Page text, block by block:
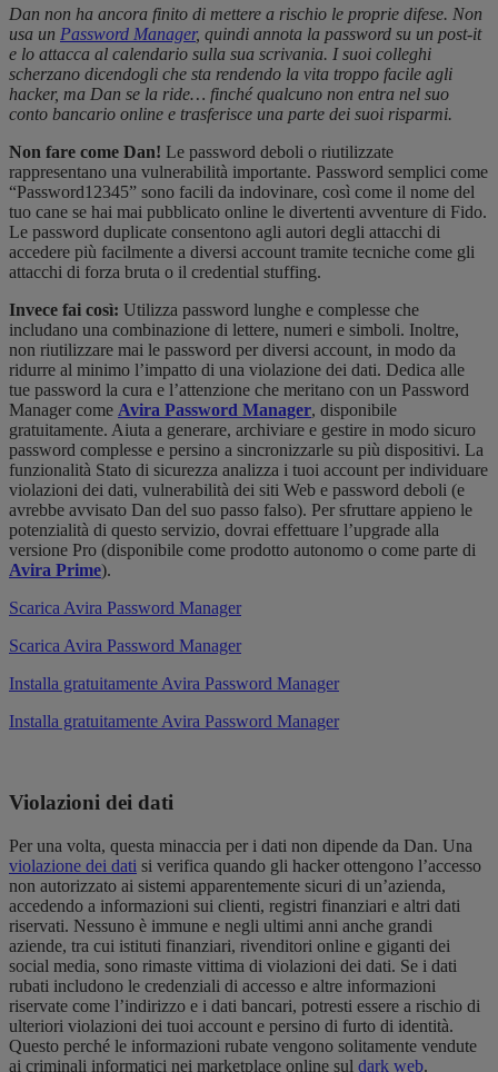
Dan non ha ancora finito di mettere a rischio le proprie difese. Non
usa un Password Manager, quindi annota la password su un post-it
e lo attacca al calendario sulla sua scrivania. I suoi colleghi
scherzano dicendogli che sta rendendo la vita troppo facile agli
hacker, ma Dan se la ride… finché qualcuno non entra nel suo
conto bancario online e trasferisce una parte dei suoi risparmi.
Non fare come Dan! Le password deboli o riutilizzate
rappresentano una vulnerabilità importante. Password semplici come
“Password12345” sono facili da indovinare, così come il nome del
tuo cane se hai mai pubblicato online le divertenti avventure di Fido.
Le password duplicate consentono agli autori degli attacchi di
accedere più facilmente a diversi account tramite tecniche come gli
attacchi di forza bruta o il credential stuffing.
Invece fai così: Utilizza password lunghe e complesse che
includano una combinazione di lettere, numeri e simboli. Inoltre,
non riutilizzare mai le password per diversi account, in modo da
ridurre al minimo l’impatto di una violazione dei dati. Dedica alle
tue password la cura e l’attenzione che meritano con un Password
Manager come Avira Password Manager, disponibile
gratuitamente. Aiuta a generare, archiviare e gestire in modo sicuro
password complesse e persino a sincronizzarle su più dispositivi. La
funzionalità Stato di sicurezza analizza i tuoi account per individuare
violazioni dei dati, vulnerabilità dei siti Web e password deboli (e
avrebbe avvisato Dan del suo passo falso). Per sfruttare appieno le
potenzialità di questo servizio, dovrai effettuare l’upgrade alla
versione Pro (disponibile come prodotto autonomo o come parte di
Avira Prime).
Scarica Avira Password Manager
Scarica Avira Password Manager
Installa gratuitamente Avira Password Manager
Installa gratuitamente Avira Password Manager
Violazioni dei dati
Per una volta, questa minaccia per i dati non dipende da Dan. Una
violazione dei dati si verifica quando gli hacker ottengono l’accesso
non autorizzato ai sistemi apparentemente sicuri di un’azienda,
accedendo a informazioni sui clienti, registri finanziari e altri dati
riservati. Nessuno è immune e negli ultimi anni anche grandi
aziende, tra cui istituti finanziari, rivenditori online e giganti dei
social media, sono rimaste vittima di violazioni dei dati. Se i dati
rubati includono le credenziali di accesso e altre informazioni
riservate come l’indirizzo e i dati bancari, potresti essere a rischio di
ulteriori violazioni dei tuoi account e persino di furto di identità.
Questo perché le informazioni rubate vengono solitamente vendute
ai criminali informatici nei marketplace online sul dark web.